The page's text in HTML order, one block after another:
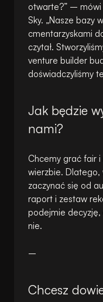
otwarte?” – mówi
Sky. „Nasze bazy
cmentarzyskami
czytał.
venture builder
doświadczyliśmy
Jak będzie
nami?
Chcemy grać fair
wierzbie. Dlatego,
zaczynać się od
raport i zestaw
podejmie decyzję,
nie.
–
Chcesz